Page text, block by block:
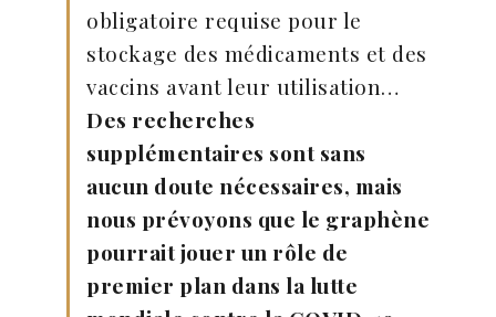
obligatoire requise pour le
stockage des médicaments et des
vaccins avant leur utilisation…
Des recherches
supplémentaires sont sans
aucun doute nécessaires, mais
nous prévoyons que le graphène
pourrait jouer un rôle de
premier plan dans la lutte